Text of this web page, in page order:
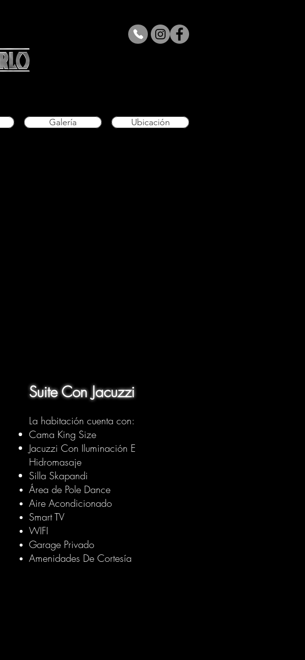
Galería Ubicación
Suite Con Jacuzzi
La habitación cuenta con:
Cama King Size
Jacuzzi Con Iluminación E
Hidromasaje
Silla Skapandi
Área de Pole Dance
Aire Acondicionado
Smart TV
WIFI
Garage Privado
Amenidades De Cortesía